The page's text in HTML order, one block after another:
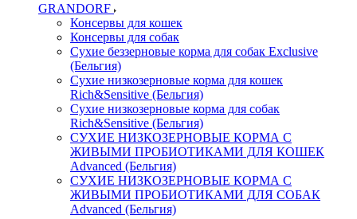
GRANDORF
Консервы для кошек
Консервы для собак
Сухие беззерновые корма для собак Exclusive
(Бельгия)
Сухие низкозерновые корма для кошек
Rich&Sensitive (Бельгия)
Сухие низкозерновые корма для собак
Rich&Sensitive (Бельгия)
СУХИЕ НИЗКОЗЕРНОВЫЕ КОРМА С
ЖИВЫМИ ПРОБИОТИКАМИ ДЛЯ КОШЕК
Advanced (Бельгия)
СУХИЕ НИЗКОЗЕРНОВЫЕ КОРМА С
ЖИВЫМИ ПРОБИОТИКАМИ ДЛЯ СОБАК
Advanced (Бельгия)